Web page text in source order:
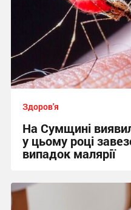
Здоров'я
На Сумщині
у цьому році
випадок малярії
16:10, 6.08.2026